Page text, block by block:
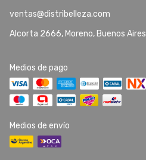
ventas@distribelleza.com
Alcorta 2666, Moreno, Buenos Aires
Medios de pago
Medios de envío